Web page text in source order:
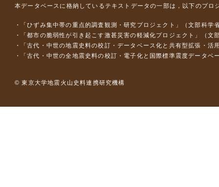
本データベースに格納しているテキストデータの一部は，以下のプロ
「ひずみ集中帯の重点的調査観測・研究プロジェクト」（文部科
「都市の脆弱性が引き起こす激甚災害の軽減化プロジェクト」（
「古代・中世の地震史料の校訂・データベース化と共有型拡張・
「古代・中世の全地震史料の校訂・電子化と国際標準震度データ
© 東京大学地震火山史料連携研究機構